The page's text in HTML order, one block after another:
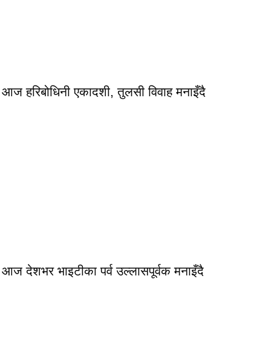
आज हरिबोधिनी एकादशी, तुलसी विवाह मनाइँदै
आज देशभर भाइटीका पर्व उल्लासपूर्वक मनाइँदै